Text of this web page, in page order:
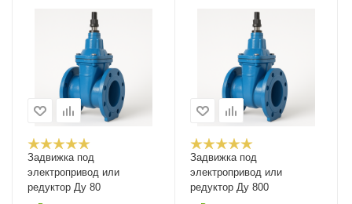
Задвижка под
электропривод или
редуктор Ду 80
Задвижка под
электропривод или
редуктор Ду 800